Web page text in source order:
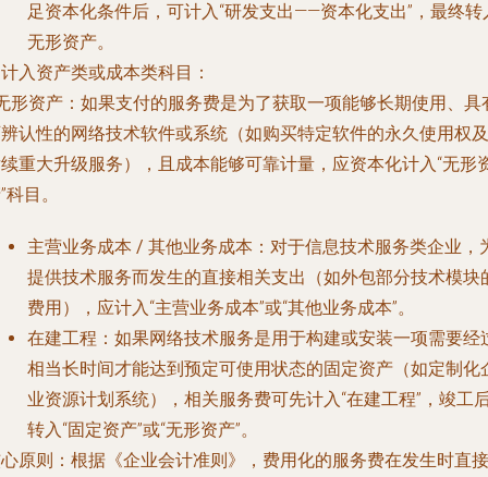
足资本化条件后，可计入“研发支出——资本化支出”，最终转
无形资产。
入资产类或成本类科目：
形资产 ：如果支付的服务费是为了获取一项能够长期使用、具
认性的网络技术软件或系统（如购买特定软件的永久使用权及
重大升级服务），且成本能够可靠计量，应资本化计入“无形
科目。
主营业务成本 / 其他业务成本 ：对于信息技术服务类企业，
提供技术服务而发生的直接相关支出（如外包部分技术模块
费用），应计入“主营业务成本”或“其他业务成本”。
在建工程 ：如果网络技术服务是用于构建或安装一项需要经
相当长时间才能达到预定可使用状态的固定资产（如定制化
业资源计划系统），相关服务费可先计入“在建工程”，竣工
转入“固定资产”或“无形资产”。
原则 ：根据《企业会计准则》，费用化的服务费在发生时直接